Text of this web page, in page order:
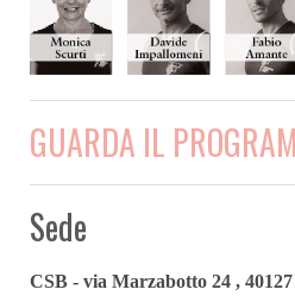
GUARDA IL
Sede
CSB - via Marzabotto 24 ,